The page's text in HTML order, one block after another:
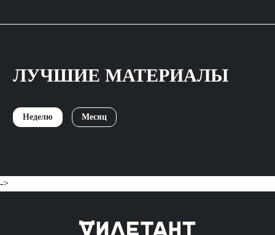
ЛУЧШИЕ МАТЕРИАЛЫ
Неделю Месяц
->